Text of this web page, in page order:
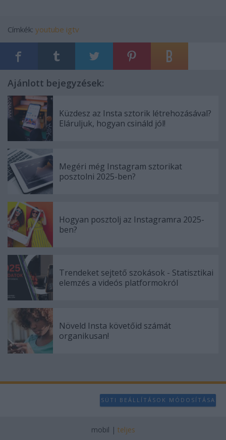
Címkék: youtube igtv
Ajánlott bejegyzések:
Küzdesz az Insta sztorik létrehozásával?
Eláruljuk, hogyan csináld jól!
Megéri még Instagram sztorikat
posztolni 2025-ben?
Hogyan posztolj az Instagramra 2025-
ben?
Trendeket sejtető szokások - Statisztikai
elemzés a videós platformokról
Növeld Insta követőid számát
organikusan!
SÜTI BEÁLLÍTÁSOK MÓDOSÍTÁSA
mobil | teljes